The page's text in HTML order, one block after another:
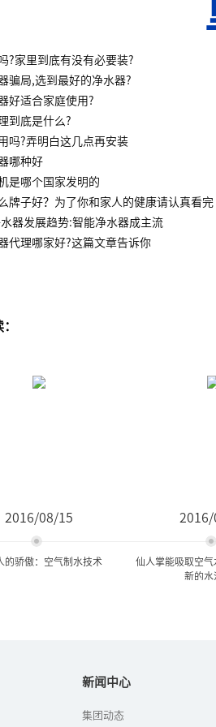
?家里到底有没有必要装?
骗局,选到最好的净水器?
好适合家庭使用?
到底是什么?
吗?弄明白这几点再安装
哪种好
是哪个国家发明的
牌子好？为了你和家人的健康请认真看完
器发展趋势:智能净水器成主流
代理哪家好?这篇文章告诉你
2016/08/15
的骄傲：空气制水技术
的报纸经常看到叙
仙人掌能吸取空
新的水
看到草帽飞
新闻中心
集团动态